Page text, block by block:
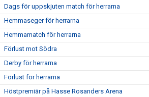
Dags för uppskjuten match för herrarna
Hemmaseger för herrarna
Hemmamatch för herrarna
Förlust mot Södra
Derby för herrarna
Förlust för herrarna
Höstpremiär på Hasse Rosanders Arena